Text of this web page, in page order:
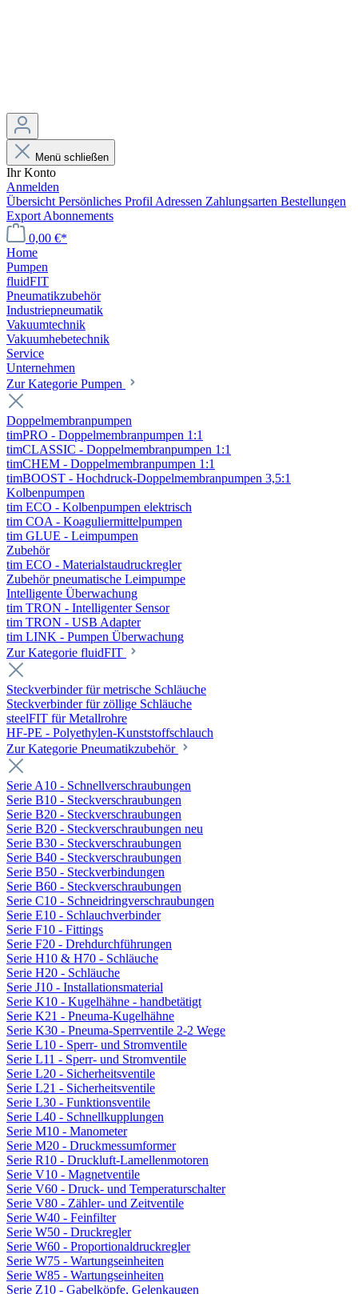
Menü schließen
Ihr Konto
Anmelden
Übersicht Persönliches Profil Adressen Zahlungsarten Bestellungen
Export Abonnements
0,00 €*
Home
Pumpen
fluidFIT
Pneumatikzubehör
Industriepneumatik
Vakuumtechnik
Vakuumhebetechnik
Service
Unternehmen
Zur Kategorie Pumpen
Doppelmembranpumpen
timPRO - Doppelmembranpumpen 1:1
timCLASSIC - Doppelmembranpumpen 1:1
timCHEM - Doppelmembranpumpen 1:1
timBOOST - Hochdruck-Doppelmembranpumpen 3,5:1
Kolbenpumpen
tim ECO - Kolbenpumpen elektrisch
tim COA - Koaguliermittelpumpen
tim GLUE - Leimpumpen
Zubehör
tim ECO - Materialstaudruckregler
Zubehör pneumatische Leimpumpe
Intelligente Überwachung
tim TRON - Intelligenter Sensor
tim TRON - USB Adapter
tim LINK - Pumpen Überwachung
Zur Kategorie fluidFIT
Steckverbinder für metrische Schläuche
Steckverbinder für zöllige Schläuche
steelFIT für Metallrohre
HF-PE - Polyethylen-Kunststoffschlauch
Zur Kategorie Pneumatikzubehör
Serie A10 - Schnellverschraubungen
Serie B10 - Steckverschraubungen
Serie B20 - Steckverschraubungen
Serie B20 - Steckverschraubungen neu
Serie B30 - Steckverschraubungen
Serie B40 - Steckverschraubungen
Serie B50 - Steckverbindungen
Serie B60 - Steckverschraubungen
Serie C10 - Schneidringverschraubungen
Serie E10 - Schlauchverbinder
Serie F10 - Fittings
Serie F20 - Drehdurchführungen
Serie H10 & H70 - Schläuche
Serie H20 - Schläuche
Serie J10 - Installationsmaterial
Serie K10 - Kugelhähne - handbetätigt
Serie K21 - Pneuma-Kugelhähne
Serie K30 - Pneuma-Sperrventile 2-2 Wege
Serie L10 - Sperr- und Stromventile
Serie L11 - Sperr- und Stromventile
Serie L20 - Sicherheitsventile
Serie L21 - Sicherheitsventile
Serie L30 - Funktionsventile
Serie L40 - Schnellkupplungen
Serie M10 - Manometer
Serie M20 - Druckmessumformer
Serie R10 - Druckluft-Lamellenmotoren
Serie V10 - Magnetventile
Serie V60 - Druck- und Temperaturschalter
Serie V80 - Zähler- und Zeitventile
Serie W40 - Feinfilter
Serie W50 - Druckregler
Serie W60 - Proportionaldruckregler
Serie W75 - Wartungseinheiten
Serie W85 - Wartungseinheiten
Serie Z10 - Gabelköpfe, Gelenkaugen